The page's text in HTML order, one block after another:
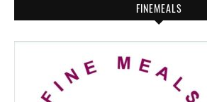
FINEMEALS